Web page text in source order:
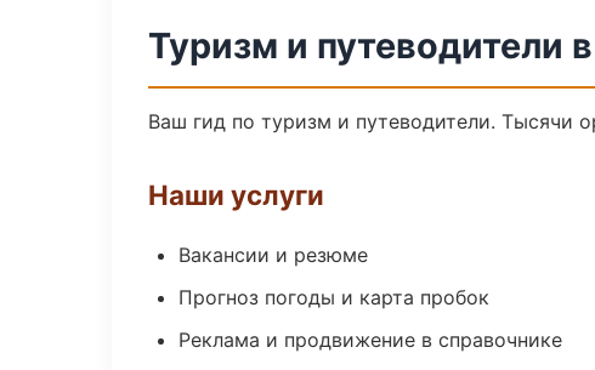
Туризм и путеводители
Ваш гид по туризм и путеводители. Тысячи
Наши услуги
Вакансии и резюме
Прогноз погоды и карта пробок
Реклама и продвижение в справочнике